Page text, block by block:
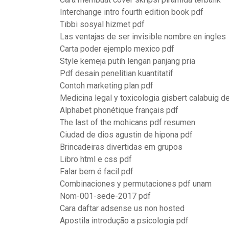
Interchange intro fourth edition book pdf
Tıbbi sosyal hizmet pdf
Las ventajas de ser invisible nombre en ingles
Carta poder ejemplo mexico pdf
Style kemeja putih lengan panjang pria
Pdf desain penelitian kuantitatif
Contoh marketing plan pdf
Medicina legal y toxicologia gisbert calabuig
Alphabet phonétique français pdf
The last of the mohicans pdf resumen
Ciudad de dios agustin de hipona pdf
Brincadeiras divertidas em grupos
Libro html e css pdf
Falar bem é facil pdf
Combinaciones y permutaciones pdf unam
Nom-001-sede-2017 pdf
Cara daftar adsense us non hosted
Apostila introdução a psicologia pdf